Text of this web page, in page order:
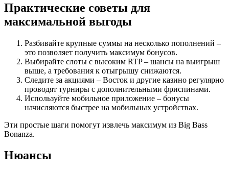
Практические советы для
максимальной выгоды
Разбивайте крупные суммы на несколько пополнений –
это позволяет получить максимум бонусов.
Выбирайте слоты с высоким RTP – шансы на выигрыш
выше, а требования к отыгрышу снижаются.
Следите за акциями – Восток и другие казино регулярно
проводят турниры с дополнительными фриспинами.
Используйте мобильное приложение – бонусы
начисляются быстрее на мобильных устройствах.
Эти простые шаги помогут извлечь максимум из Big Bass
Bonanza.
Нюансы